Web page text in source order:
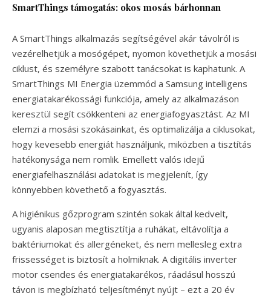
SmartThings támogatás: okos mosás bárhonnan
A SmartThings alkalmazás segítségével akár távolról is
vezérelhetjük a mosógépet, nyomon követhetjük a mosási
ciklust, és személyre szabott tanácsokat is kaphatunk. A
SmartThings MI Energia üzemmód a Samsung intelligens
energiatakarékossági funkciója, amely az alkalmazáson
keresztül segít csökkenteni az energiafogyasztást. Az MI
elemzi a mosási szokásainkat, és optimalizálja a ciklusokat,
hogy kevesebb energiát használjunk, miközben a tisztítás
hatékonysága nem romlik. Emellett valós idejű
energiafelhasználási adatokat is megjelenít, így
könnyebben követhető a fogyasztás.
A higiénikus gőzprogram szintén sokak által kedvelt,
ugyanis alaposan megtisztítja a ruhákat, eltávolítja a
baktériumokat és allergéneket, és nem mellesleg extra
frissességet is biztosít a holmiknak. A digitális inverter
motor csendes és energiatakarékos, ráadásul hosszú
távon is megbízható teljesítményt nyújt – ezt a 20 év